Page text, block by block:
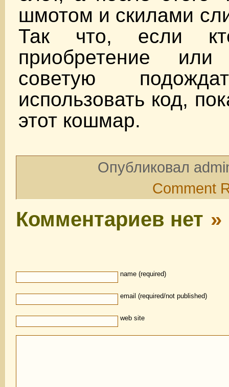
шмотом и скилами
Так что, если
приобретение
советую
использовать код,
этот кошмар.
Опубликовал
Comment
Комментариев нет »
name (required)
email (required/not published)
web site